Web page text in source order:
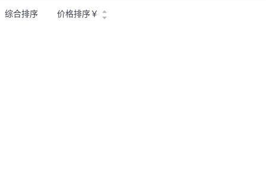
综合排序 价格排序 ￥